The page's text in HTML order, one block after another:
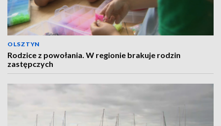
OLSZTYN
Rodzice z powołania. W regionie brakuje rodzin
zastępczych